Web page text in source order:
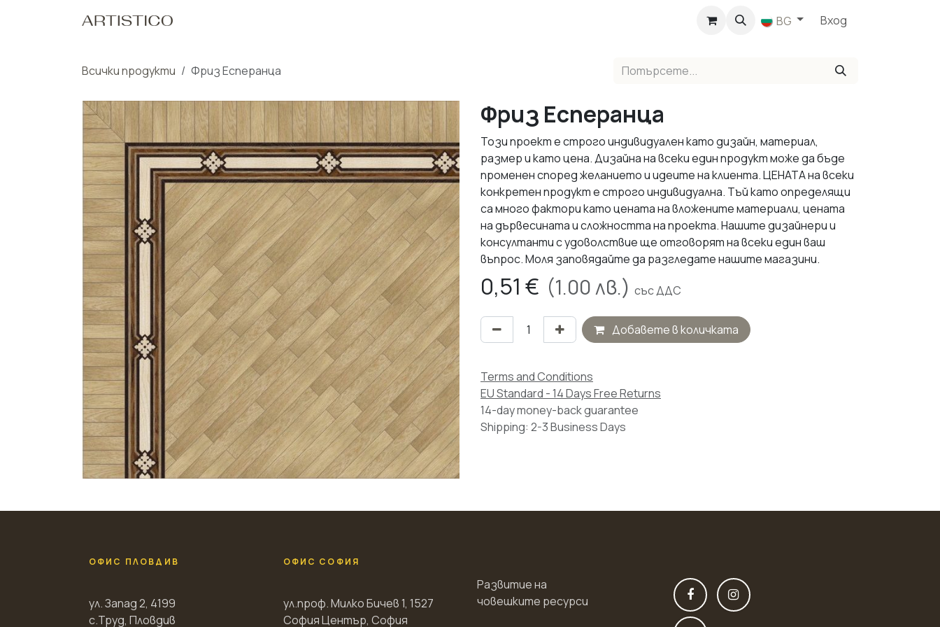
BG Вход
Всички продукти Фриз Есперанца
Фриз Есперанца
Този проект е строго индивидуален като дизайн, материал,
размер и като цена. Дизайна на всеки един продукт може да бъде
променен според желанието и идеите на клиента. ЦЕНАТА на всеки
конкретен продукт е строго индивидуална. Тъй като определящи
са много фактори като цената на вложените материали, цената
на дървесината и сложността на проекта. Нашите дизайнери и
консултанти с удоволствие ще отговорят на всеки един ваш
въпрос. Моля заповядайте да разгледате нашите магазини.
0,51 € (1.00лв.) със ДДС
Добавете в количката
Terms and Conditions
EU Standard - 14 Days Free Returns
14-day money-back guarantee
Shipping: 2-3 Business Days
ОФИС ПЛОВДИВ
ул. Запад 2, 4199
с.Труд, Пловдив
ОФИС СОФИЯ
ул.проф. Милко Бичев 1, 1527
София Център, София
Развитие на
човешките ресурси